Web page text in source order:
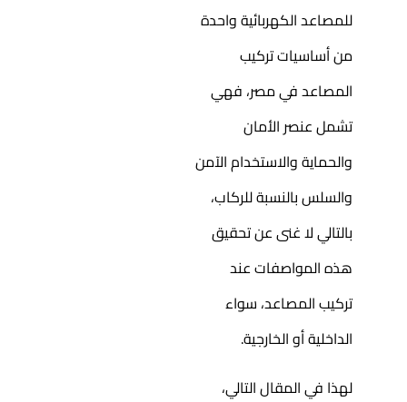
للمصاعد الكهربائية واحدة
من أساسيات تركيب
المصاعد في مصر، فهي
تشمل عنصر الأمان
والحماية والاستخدام الآمن
والسلس بالنسبة للركاب،
بالتالي لا غنى عن تحقيق
هذه المواصفات عند
تركيب المصاعد، سواء
الداخلية أو الخارجية.
لهذا في المقال التالي،